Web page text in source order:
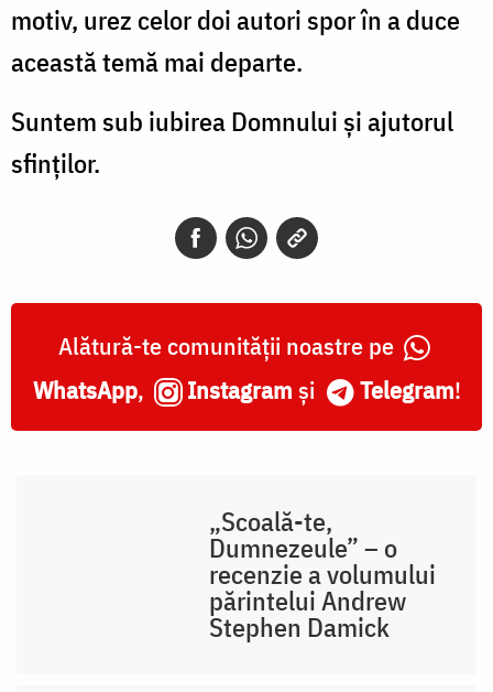
motiv, urez celor doi autori spor în a duce
această temă mai departe.
Suntem sub iubirea Domnului și ajutorul
sfinților.
Alătură-te comunității noastre pe
WhatsApp, Instagram și Telegram!
„Scoală-te,
Dumnezeule” – o
recenzie a volumului
părintelui Andrew
Stephen Damick